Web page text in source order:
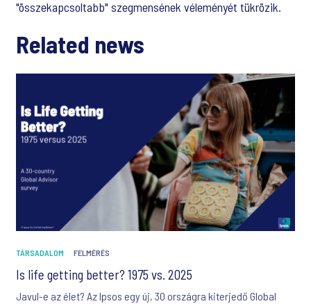
"összekapcsoltabb" szegmensének véleményét tükrözik.
Related news
TÁRSADALOM FELMÉRÉS
Is life getting better? 1975 vs. 2025
Javul-e az élet? Az Ipsos egy új, 30 országra kiterjedő Global